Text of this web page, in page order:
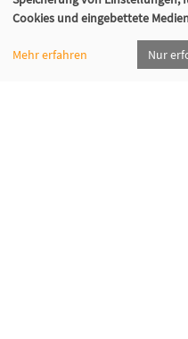
+49 7121 336-0
+49 7121 336-222
Cookies und eingebettete
Mehr erfahren Nur